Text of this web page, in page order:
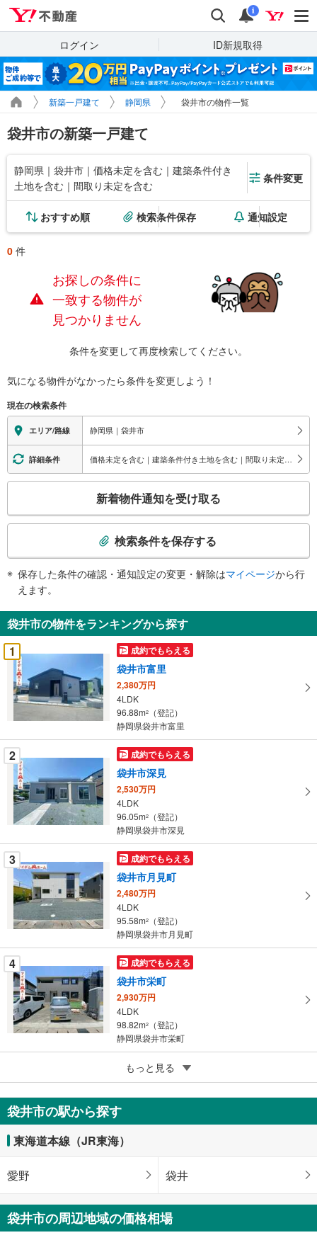
検索 通知
i
ログイン ID新規取得
新築一戸建て 静岡県 袋井市の物件一覧
袋井市の新築一戸建て
静岡県｜袋井市｜価格未定を含む｜建築条件付き
土地を含む｜間取り未定を含む
条件変更
おすすめ順 検索条件保存 通知設定
0 件
お探しの条件に
一致する物件が
見つかりません
条件を変更して再度検索してください。
気になる物件がなかったら条件を変更しよう！
現在の検索条件
エリア/路線 静岡県｜袋井市
詳細条件 価格未定を含む｜建築条件付き土地を含む｜間取り未定を含む
検
知
を
受
け
取
る
・
条
件
を
マ
イ
ペ
に
保
存
す
る
新着物件通知を受け取る
検索条件を保存する
保存した条件の確認・通知設定の変更・解除はマイページから行
えます。
袋井市の物件をランキングから探す
1
成約でもらえる
袋井市富里
2,380万円
4LDK
96.88m2
（登記）
静岡県袋井市富里
2 成約でもらえる
袋井市深見
2,530万円
4LDK
96.05m2
（登記）
静岡県袋井市深見
3 成約でもらえる
袋井市月見町
2,480万円
4LDK
95.58m2
（登記）
静岡県袋井市月見町
4 成約でもらえる
袋井市栄町
2,930万円
4LDK
98.82m2
（登記）
静岡県袋井市栄町
成約でもらえる
袋井市月見町
3,090万円
4LDK
104.06m （登記）
静岡県袋井市月見町
もっと見る
袋井市の駅から探す
東海道本線（JR東海）
愛野 袋井
袋井市の周辺地域の価格相場